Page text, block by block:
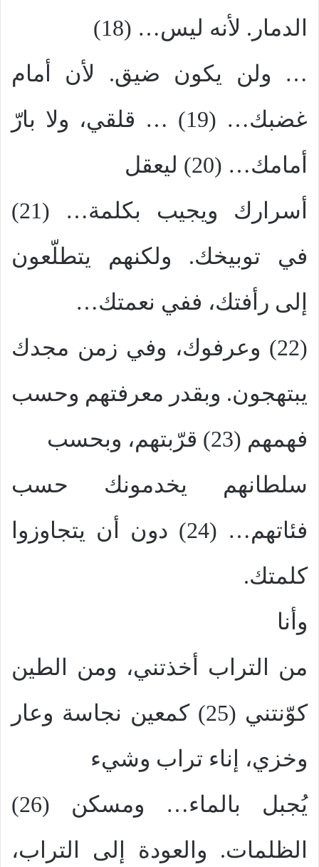
الدمار. لأنه ليس… (18)
… ولن يكون ضيق. لأن أمام
غضبك… (19) … قلقي، ولا بارّ
أمامك… (20) ليعقل
أسرارك ويجيب بكلمة… (21)
في توبيخك. ولكنهم يتطلّعون
إلى رأفتك، ففي نعمتك…
(22) وعرفوك، وفي زمن مجدك
يبتهجون. وبقدر معرفتهم وحسب
فهمهم (23) قرّبتهم، وبحسب
سلطانهم يخدمونك حسب
فئاتهم… (24) دون أن يتجاوزوا
كلمتك.
وأنا
من التراب أخذتني، ومن الطين
كوّنتني (25) كمعين نجاسة وعار
وخزي، إناء تراب وشيء
يُجبل بالماء… ومسكن (26)
الظلمات. والعودة إلى التراب،